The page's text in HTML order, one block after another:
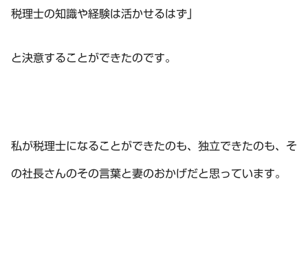
税理士の知識や経験は活かせるはず」
と決意することができたのです。
私が税理士になることができたのも、独立できたのも、そ
の社長さんのその言葉と妻のおかげだと思っています。